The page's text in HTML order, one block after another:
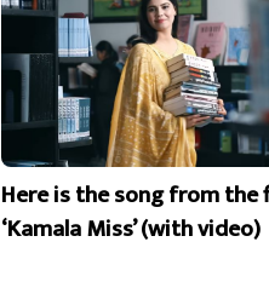
Here is the song from the
‘Kamala Miss’ (with video)